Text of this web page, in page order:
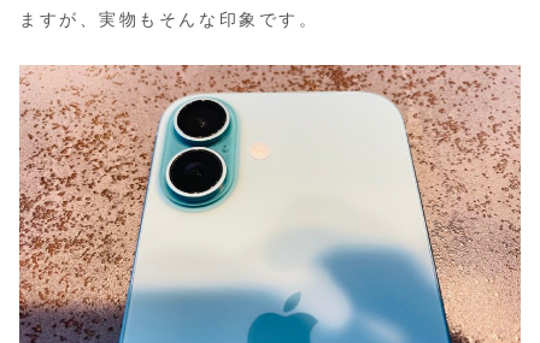
ますが、実物もそんな印象です。